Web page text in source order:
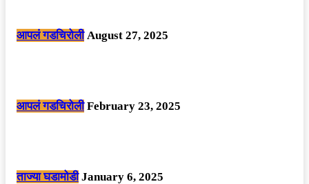
आपलं गडचिरोली August 27, 2025
आपलं गडचिरोली February 23, 2025
ताज्या घडामोडी January 6, 2025